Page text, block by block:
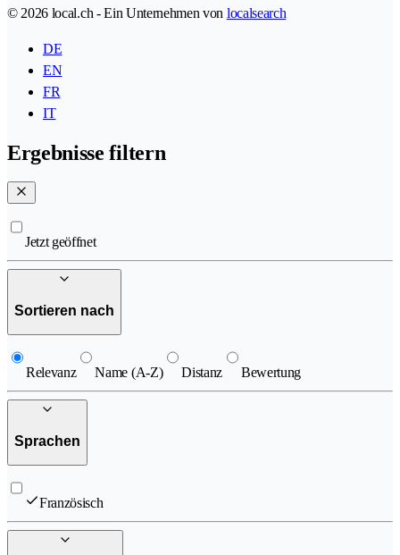
© 2026 local.ch - Ein Unternehmen von localsearch
DE
EN
FR
IT
Ergebnisse filtern
Jetzt geöffnet
Sortieren nach
Relevanz Name (A-Z) Distanz Bewertung
Sprachen
Französisch